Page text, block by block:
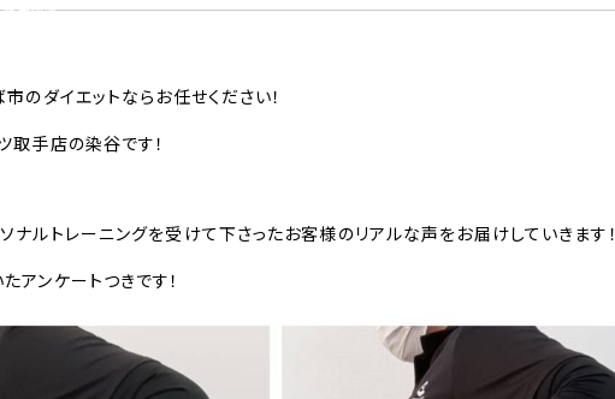
新着情報
のダイエットならお任せください！
取手店の染谷です！
ナルトレーニングを受けて下さったお客様のリアルな声をお届けしていきます！
アンケートつきです！